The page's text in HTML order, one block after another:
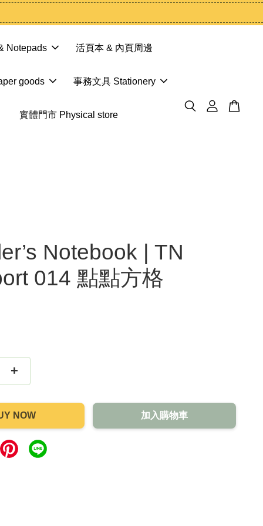
Notepads 活頁本 & 內頁周邊
goods 事務文具 Stationery
實體門市 Physical store
Notebook | TN
014 點點方格
+
NOW 加入購物車